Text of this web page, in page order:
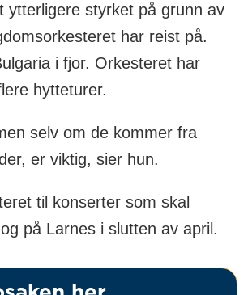
ytterligere styrket på grunn av
har reist på.
i fjor. Orkesteret har
hytteturer.
selv om de kommer fra
er viktig, sier hun.
til konserter som skal
på Larnes i slutten av april.